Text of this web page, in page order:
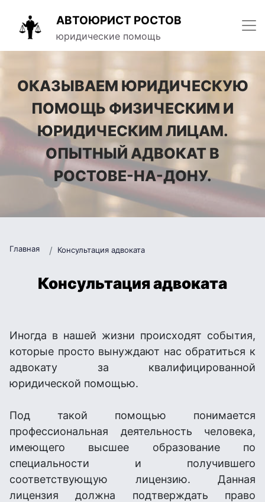
АВТОЮРИСТ РОСТОВ
юридические помощь
ОКАЗЫВАЕМ ЮРИДИЧЕСКУЮ
ПОМОЩЬ ФИЗИЧЕСКИМ И
ЮРИДИЧЕСКИМ ЛИЦАМ.
ОПЫТНЫЙ АДВОКАТ В
РОСТОВЕ-НА-ДОНУ.
Главная Консультация адвоката
Консультация адвоката
Иногда в нашей жизни происходят события,
которые просто вынуждают нас обратиться к
адвокату за квалифицированной
юридической помощью.
Под такой помощью понимается
профессиональная деятельность человека,
имеющего высшее образование по
специальности и получившего
соответствующую лицензию. Данная
лицензия должна подтверждать право